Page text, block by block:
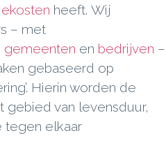
heeft. Wij
– met
gemeenten en bedrijven –
gebaseerd op
Hierin worden de
gebied van levensduur,
tegen elkaar